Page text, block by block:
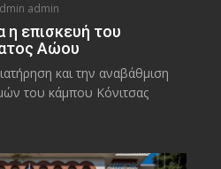
admin
η επισκευή του
Αώου
και την αναβάθμιση
του κάμπου Κόνιτσας